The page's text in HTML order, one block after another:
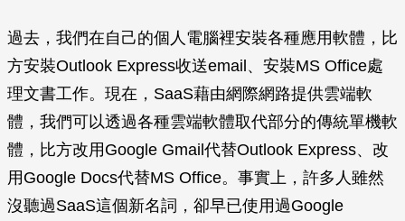
過去，我們在自己的個人電腦裡安裝各種應用軟體，比
方安裝Outlook Express收送email、安裝MS Office處
理文書工作。現在，SaaS藉由網際網路提供雲端軟
體，我們可以透過各種雲端軟體取代部分的傳統單機軟
體，比方改用Google Gmail代替Outlook Express、改
用Google Docs代替MS Office。事實上，許多人雖然
沒聽過SaaS這個新名詞，卻早已使用過Google